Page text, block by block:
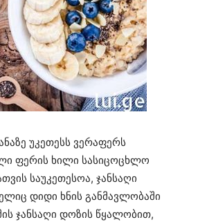
უკეთესს ვერაფერს
ფერის ხილი სასიცოცხლო
საუკეთესოა, ჯანსაღი
დიდი ხნის განმავლობაში
ჯანსაღი დოზის წყალობით,